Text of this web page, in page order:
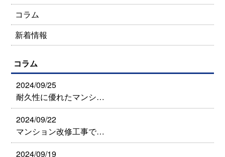
コラム
新着情報
コラム
2024/09/25
耐久性に優れたマンシ…
2024/09/22
マンション改修工事で…
2024/09/19